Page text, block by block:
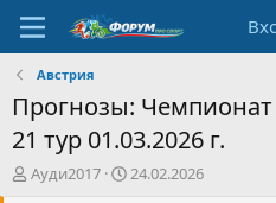
Австрия
Прогнозы: Чемпионат
21 тур 01.03.2026 г.
А
Ауди2017
Д
24.02.2026